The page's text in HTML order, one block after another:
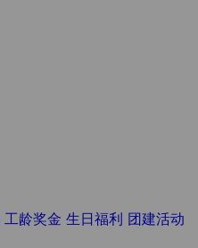
工龄奖金 生日福利 团建活动